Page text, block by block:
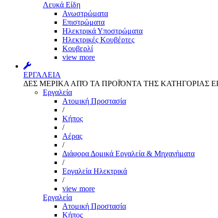
Λευκά Είδη
Ανωστρώματα
Επιστρώματα
Ηλεκτρικά Υποστρώματα
Ηλεκτρικές Κουβέρτες
Κουβερλί
view more
ΕΡΓΑΛΕΙΑ
ΔΕΣ ΜΕΡΙΚΑ ΑΠΌ ΤΑ ΠΡΟΪΌΝΤΑ ΤΗΣ ΚΑΤΗΓΟΡΙΑΣ
Εργαλεία
Aτομική Προστασία
/
Kήπος
/
Αέρας
/
Διάφορα Δομικά Εργαλεία & Μηχανήματα
/
Εργαλεία Ηλεκτρικά
/
view more
Εργαλεία
Aτομική Προστασία
Kήπος